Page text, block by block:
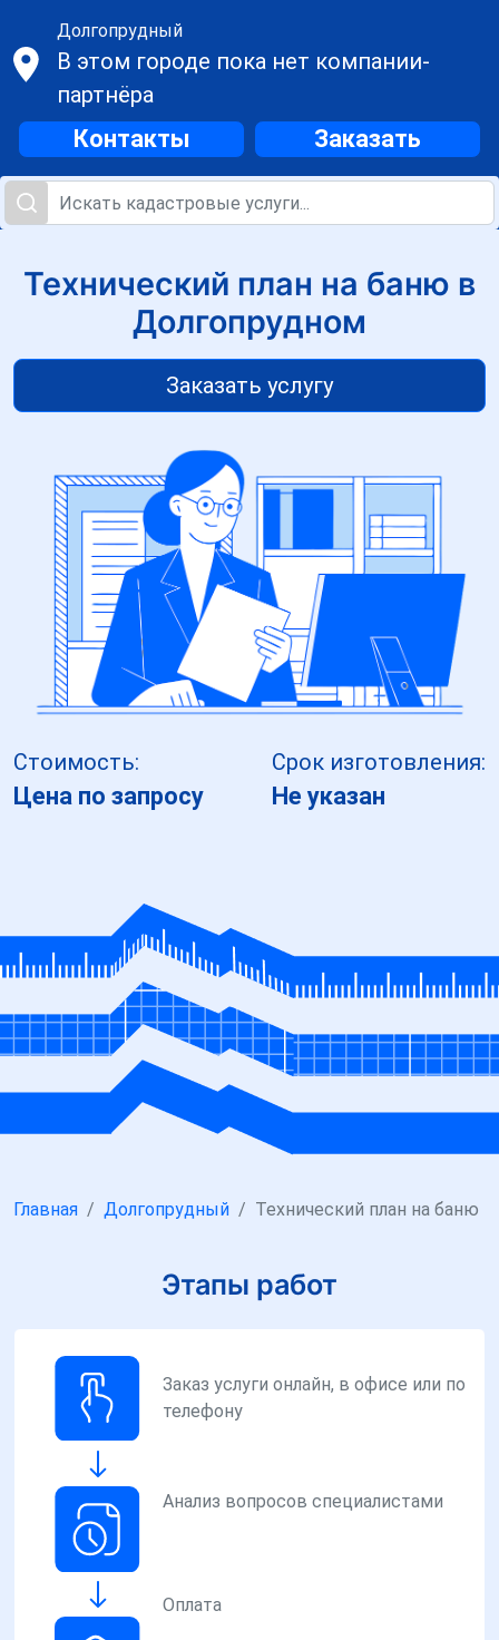
Долгопрудный
В этом городе пока нет компании-
партнёра
Контакты Заказать
Технический план на баню в
Долгопрудном
Заказать услугу
Стоимость:
Цена по запросу
Срок изготовления:
Не указан
Главная Долгопрудный Технический план на баню
Этапы работ
Заказ услуги онлайн, в офисе или по
телефону
Анализ вопросов специалистами
Оплата